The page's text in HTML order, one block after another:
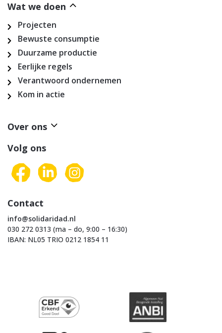
Wat we doen
Projecten
Bewuste consumptie
Duurzame productie
Eerlijke regels
Verantwoord ondernemen
Kom in actie
Over ons
Volg ons
Contact
info@solidaridad.nl
030 272 0313 (ma – do, 9:00 – 16:30)
IBAN: NL05 TRIO 0212 1854 11